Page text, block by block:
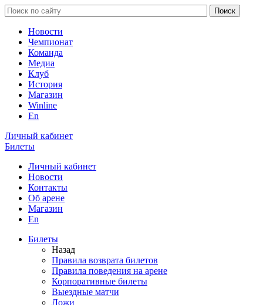
Новости
Чемпионат
Команда
Медиа
Клуб
История
Магазин
Winline
En
Личный кабинет
Билеты
Личный кабинет
Новости
Контакты
Об арене
Магазин
En
Билеты
Назад
Правила возврата билетов
Правила поведения на арене
Корпоративные билеты
Выездные матчи
Ложи